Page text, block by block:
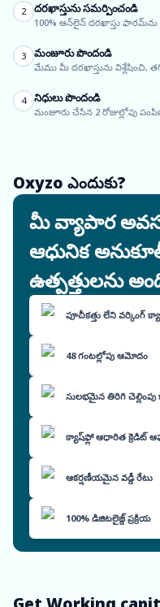
2 దరఖాస్తును సమర్పించండి
100% ఆన్‌లైన్ దరఖాస్తు
3 మంజూరు పొందండి
మేము మీ దరఖాస్తును విశ్లేషించి,
4 నిధులు పొందండి
మంజూరు చేసిన 2 రోజుల్లోపు
Oxyzo ఎందుకు?
మీ వ్యాపార
ఆధునిక
ఉత్పత్తులను
పూచీకత్తు లేని వర్కింగ్
48 గంటల్లోపు ఆమోదం
సులభమైన తిరిగి
క్యాష్‌ఫ్లో ఆధారిత క్రెడిట్
ఆకర్షణీయమైన వడ్డీ రేటు
100% డిజిటలైజ్డ్ ప్రక్రియ